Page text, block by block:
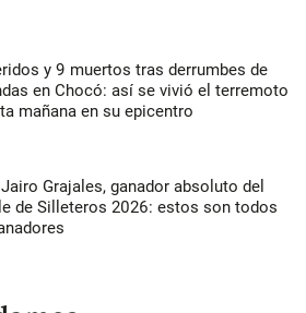
y 9 muertos tras derrumbes de
en Chocó: así se vivió el terremoto
mañana en su epicentro
Grajales, ganador absoluto del
de Silleteros 2026: estos son todos